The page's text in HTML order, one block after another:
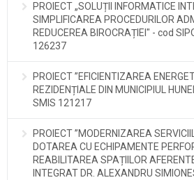
PROIECT „SOLUȚII INFORMATICE
SIMPLIFICAREA PROCEDURILOR
REDUCEREA BIROCRAȚIEI" - cod
126237
PROIECT ”EFICIENTIZAREA
REZIDENȚIALE DIN MUNICIPIUL
SMIS 121217
PROIECT ”MODERNIZAREA
DOTAREA CU ECHIPAMENTE
REABILITAREA SPAȚIILOR
INTEGRAT DR. ALEXANDRU